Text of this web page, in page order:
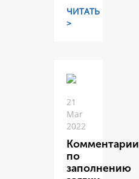
ЧИТАТЬ
>
21
Mar
2022
Комментарии
по
заполнению